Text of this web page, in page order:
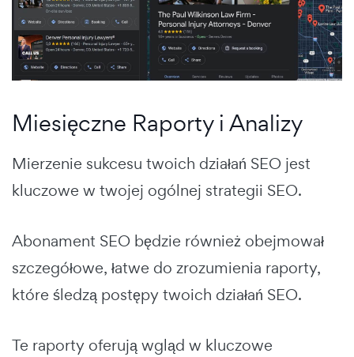
Miesięczne Raporty i Analizy
Mierzenie sukcesu twoich działań SEO jest
kluczowe w twojej ogólnej strategii SEO.
Abonament SEO będzie również obejmował
szczegółowe, łatwe do zrozumienia raporty,
które śledzą postępy twoich działań SEO.
Te raporty oferują wgląd w kluczowe